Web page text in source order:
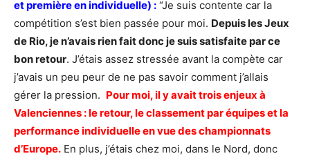
et première en individuelle) : “Je suis contente car la
compétition s’est bien passée pour moi. Depuis les Jeux
de Rio, je n’avais rien fait donc je suis satisfaite par ce
bon retour. J’étais assez stressée avant la compète car
j’avais un peu peur de ne pas savoir comment j’allais
gérer la pression. Pour moi, il y avait trois enjeux à
Valenciennes : le retour, le classement par équipes et la
performance individuelle en vue des championnats
d’Europe. En plus, j’étais chez moi, dans le Nord, donc